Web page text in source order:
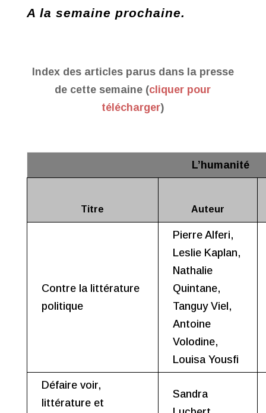
A la semaine prochaine.
Index des articles parus dans la presse
de cette semaine (cliquer pour
télécharger)
L’humanité
Titre Auteur
Contre la littérature
politique
Pierre Alferi,
Leslie Kaplan,
Nathalie
Quintane,
Tanguy Viel,
Antoine
Volodine,
Louisa Yousfi
Défaire voir,
littérature et
Sandra